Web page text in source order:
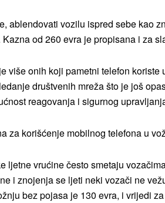
ablendovati vozilu ispred sebe kao
Kazna od 260 evra je propisana i za
više onih koji pametni telefon
društvenih mreža što je još
reagovanja i sigurnog
za korišćenje mobilnog telefona u
ljetne vrućine često smetaju
i znojenja se ljeti neki vozači ne
bez pojasa je 130 evra, i vrijedi